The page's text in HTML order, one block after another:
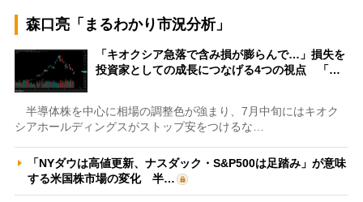
森口亮「まるわかり市況分析」
「キオクシア急落で含み損が膨らんで…」損失を
投資家としての成長につなげる4つの視点 「…
半導体株を中心に相場の調整色が強まり、7月中旬にはキオク
シアホールディングスがストップ安をつけるな…
「NYダウは高値更新、ナスダック・S&P500は足踏み」が意味
する米国株市場の変化 半…